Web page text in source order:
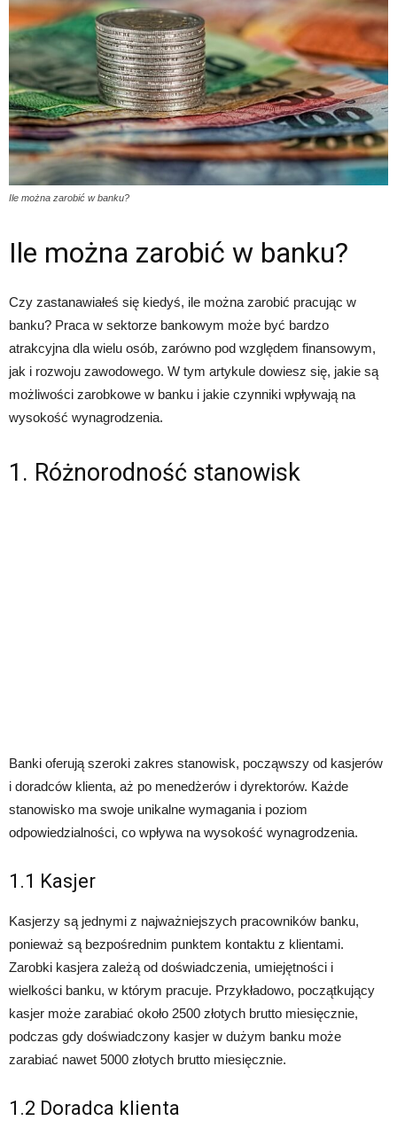
Ile można zarobić w banku?
Ile można zarobić w banku?
Czy zastanawiałeś się kiedyś, ile można zarobić pracując w
banku? Praca w sektorze bankowym może być bardzo
atrakcyjna dla wielu osób, zarówno pod względem finansowym,
jak i rozwoju zawodowego. W tym artykule dowiesz się, jakie są
możliwości zarobkowe w banku i jakie czynniki wpływają na
wysokość wynagrodzenia.
1. Różnorodność stanowisk
Banki oferują szeroki zakres stanowisk, począwszy od kasjerów
i doradców klienta, aż po menedżerów i dyrektorów. Każde
stanowisko ma swoje unikalne wymagania i poziom
odpowiedzialności, co wpływa na wysokość wynagrodzenia.
1.1 Kasjer
Kasjerzy są jednymi z najważniejszych pracowników banku,
ponieważ są bezpośrednim punktem kontaktu z klientami.
Zarobki kasjera zależą od doświadczenia, umiejętności i
wielkości banku, w którym pracuje. Przykładowo, początkujący
kasjer może zarabiać około 2500 złotych brutto miesięcznie,
podczas gdy doświadczony kasjer w dużym banku może
zarabiać nawet 5000 złotych brutto miesięcznie.
1.2 Doradca klienta